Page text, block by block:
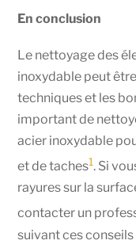
En conclusion
Le nettoyage des
inoxydable peut
techniques et les
important de
acier inoxydable
et de taches1. Si
rayures sur la
contacter un
suivant ces